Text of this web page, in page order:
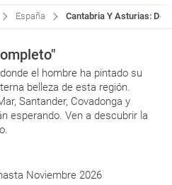
España Cantabria Y Asturias: De
el hombre ha pintado su
belleza de esta región.
Santander, Covadonga y
esperando. Ven a descubrir la
Noviembre 2026